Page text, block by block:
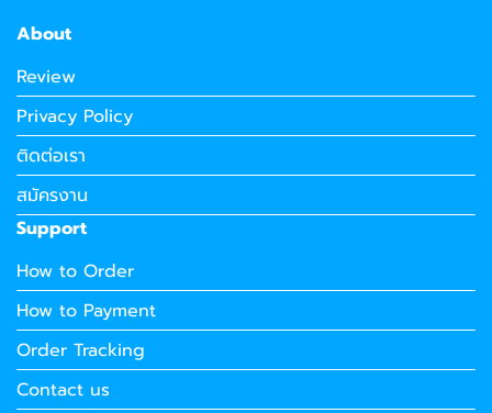
About
Review
Privacy Policy
ติดต่อเรา
สมัครงาน
Support
How to Order
How to Payment
Order Tracking
Contact us